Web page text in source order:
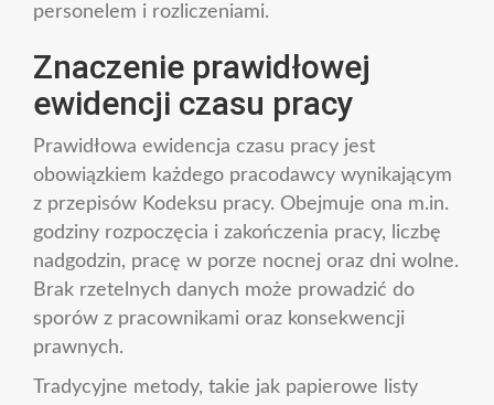
personelem i rozliczeniami.
Znaczenie prawidłowej
ewidencji czasu pracy
Prawidłowa ewidencja czasu pracy jest
obowiązkiem każdego pracodawcy wynikającym
z przepisów Kodeksu pracy. Obejmuje ona m.in.
godziny rozpoczęcia i zakończenia pracy, liczbę
nadgodzin, pracę w porze nocnej oraz dni wolne.
Brak rzetelnych danych może prowadzić do
sporów z pracownikami oraz konsekwencji
prawnych.
Tradycyjne metody, takie jak papierowe listy